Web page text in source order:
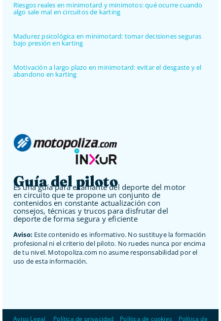
Riesgos reales en minimotard y minimotos: qué ocurre cuando
algo sale mal en circuitos de karting
Madurez psicológica en minimotard: tomar decisiones seguras
bajo presión en karting
Motivación a largo plazo en minimotard: evitar el desgaste y el
abandono en karting
Guía del piloto
Es una guía para el amante del deporte del motor
en circuito que te propone un conjunto de
contenidos en constante actualización con
consejos, técnicas y trucos para disfrutar del
deporte de forma segura y eficiente
Aviso: Este contenido es informativo. No sustituye la formación
profesional ni el criterio del piloto. No ruedes nunca por encima
de tu nivel. Motopoliza.com no asume responsabilidad por el
uso de esta información.
Aviso Legal Política de privacidad Política de cookies Política de